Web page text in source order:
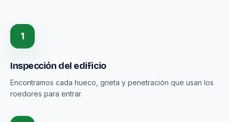
1
Inspección del edificio
Encontramos cada hueco, grieta y penetración que usan los
roedores para entrar.